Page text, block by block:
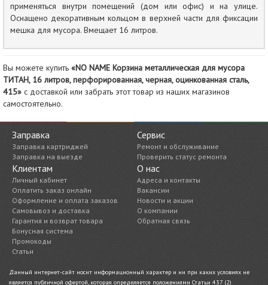
применяться внутри помещений (дом или офис) и на улице.
Оснащено декоративным кольцом в верхней части для фиксации
мешка для мусора. Вмещает 16 литров.
Вы можете купить «NO NAME Корзина металлическая для мусора
ТИТАН, 16 литров, перфорированная, черная, оцинкованная сталь,
415» с доставкой или забрать этот товар из наших магазинов
самостоятельно.
Заправка
Заправка картриджей
Заправка на выезде
Сервис
Ремонт и обслуживание
Проверить статус ремонта
Клиентам
Личный кабинет
Оплатить заказ онлайн
Оформление и оплата заказов
Самовывоз и доставка
Гарантия и возврат товара
Бонусная система
Промокоды
Статьи
О нас
Адреса и контакты
Вакансии
Новости и акции
О компании
Обратная связь
Данный интернет-сайт носит информационный характер и ни при каких условиях не
является публичной офертой, которая определяется положениями Статьи 437 (2)